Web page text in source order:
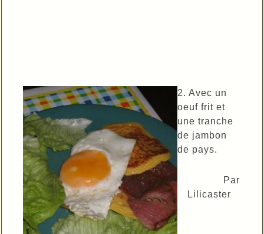
2. Avec un
oeuf frit et
une tranche
de jambon
de pays.
Par
Lilicaster